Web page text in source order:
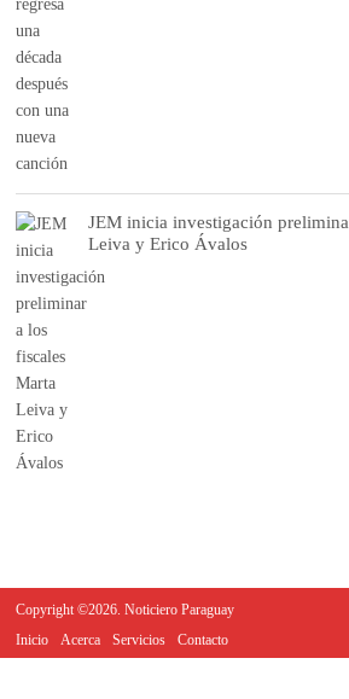
JEM inicia investigación
Leiva y Erico Ávalos
Copyright ©2026. Noticiero Paraguay
Inicio
Acerca Servicios Contacto